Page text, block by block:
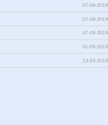
07-08-2019
07-08-2019
07-08-2019
01-05-2019
13-03-2019